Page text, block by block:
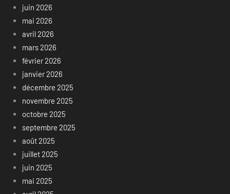
juin 2026
mai 2026
avril 2026
mars 2026
février 2026
janvier 2026
décembre 2025
novembre 2025
octobre 2025
septembre 2025
août 2025
juillet 2025
juin 2025
mai 2025